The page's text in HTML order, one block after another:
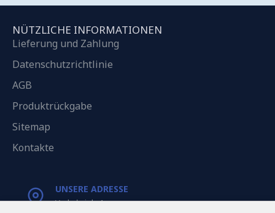
NÜTZLICHE INFORMATIONEN
Lieferung und Zahlung
Datenschutzrichtlinie
AGB
Produktrückgabe
Sitemap
Kontakte
UNSERE ADRESSE
Varkaļu iela 1,